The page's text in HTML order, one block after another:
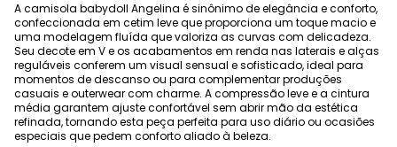
A camisola babydoll Angelina é sinônimo de elegância e conforto,
confeccionada em cetim leve que proporciona um toque macio e
uma modelagem fluída que valoriza as curvas com delicadeza.
Seu decote em V e os acabamentos em renda nas laterais e alças
reguláveis conferem um visual sensual e sofisticado, ideal para
momentos de descanso ou para complementar produções
casuais e outerwear com charme. A compressão leve e a cintura
média garantem ajuste confortável sem abrir mão da estética
refinada, tornando esta peça perfeita para uso diário ou ocasiões
especiais que pedem conforto aliado à beleza.